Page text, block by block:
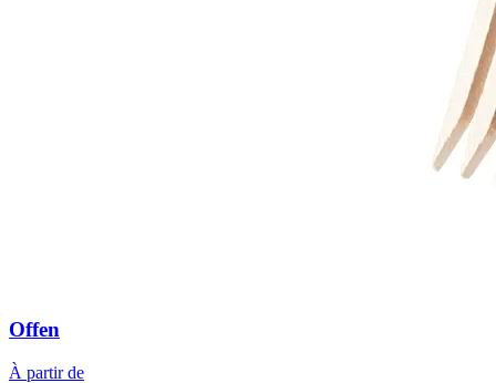
Offen
À partir de